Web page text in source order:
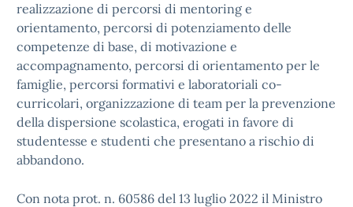
realizzazione di percorsi di mentoring e
orientamento, percorsi di potenziamento delle
competenze di base, di motivazione e
accompagnamento, percorsi di orientamento per le
famiglie, percorsi formativi e laboratoriali co-
curricolari, organizzazione di team per la prevenzione
della dispersione scolastica, erogati in favore di
studentesse e studenti che presentano a rischio di
abbandono.
Con nota prot. n. 60586 del 13 luglio 2022 il Ministro